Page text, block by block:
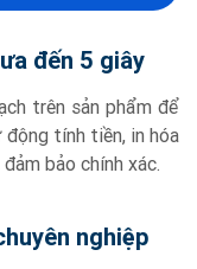
đến 5 giây
trên sản phẩm để
tính tiền, in hóa
bảo chính xác.
nghiệp